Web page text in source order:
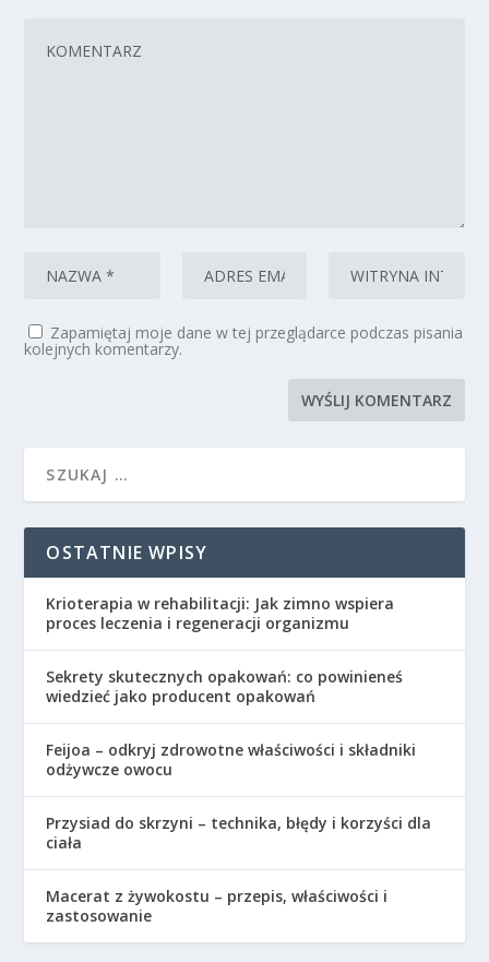
Zapamiętaj moje dane w tej przeglądarce podczas pisania
kolejnych komentarzy.
OSTATNIE WPISY
Krioterapia w rehabilitacji: Jak zimno wspiera
proces leczenia i regeneracji organizmu
Sekrety skutecznych opakowań: co powinieneś
wiedzieć jako producent opakowań
Feijoa – odkryj zdrowotne właściwości i składniki
odżywcze owocu
Przysiad do skrzyni – technika, błędy i korzyści dla
ciała
Macerat z żywokostu – przepis, właściwości i
zastosowanie